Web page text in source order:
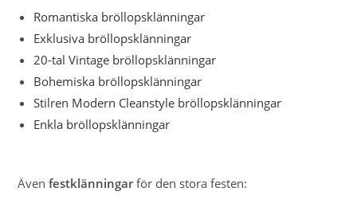
Romantiska bröllopsklänningar
Exklusiva bröllopsklänningar
20-tal Vintage bröllopsklänningar
Bohemiska bröllopsklänningar
Stilren Modern Cleanstyle bröllopsklänningar
Enkla bröllopsklänningar
Ävenfestklänningarför den stora festen: